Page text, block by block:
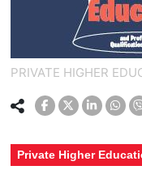
PRIVATE HIGHER
Private Higher